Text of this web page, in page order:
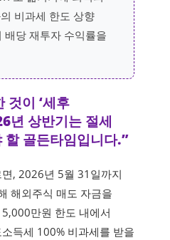
비과세 한도 상향
당 재투자 수익률을
것이 ‘세후
년 상반기는 절세
골든타임입니다.”
, 2026년 5월 31일까지
해외주식 매도 자금을
만원 한도 내에서
득세 100% 비과세를 받을